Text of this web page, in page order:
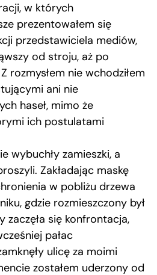
w których
prezentowałem się
przedstawiciela mediów,
od stroju, aż po
rozmysłem nie wchodziłem
ani nie
haseł, mimo że
ich postulatami
wybuchły zamieszki, a
Zakładając maskę
w pobliżu drzewa
gdzie rozmieszczony był
zaczęła się konfrontacja,
pałac
ulicę za moimi
zostałem uderzony od